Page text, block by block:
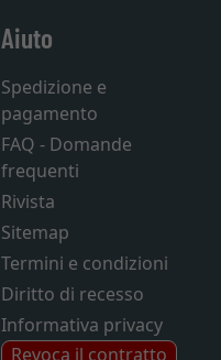
Aiuto
Spedizione e
pagamento
FAQ - Domande
frequenti
Rivista
Sitemap
Termini e condizioni
Diritto di recesso
Informativa privacy
Revoca il contratto